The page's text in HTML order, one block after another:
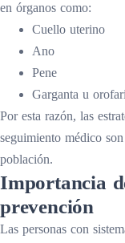
en órganos como:
Cuello uterino
Ano
Pene
Garganta u
Por esta razón, las
seguimiento médico
población.
Importancia
prevención
Las personas con